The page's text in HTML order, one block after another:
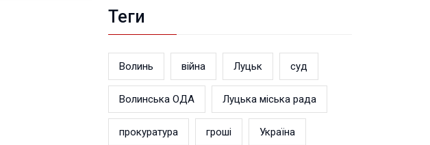
Теги
Волинь війна Луцьк суд
Волинська ОДА Луцька міська рада
прокуратура гроші Україна